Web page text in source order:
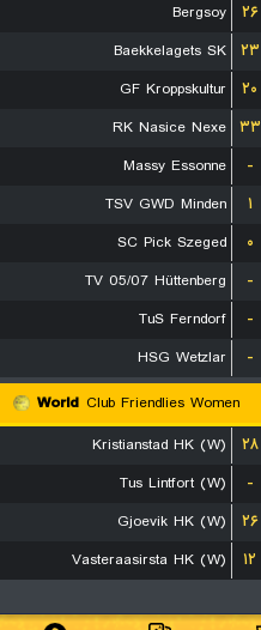
Bergsoy
۲۶
Baekkelagets SK
۲۳
GF Kroppskultur
۲۰
RK Nasice Nexe ۳۳
Massy Essonne
-
TSV GWD Minden
۱
SC Pick Szeged
۰
TV 05/07 Hüttenberg
-
TuS Ferndorf
-
HSG Wetzlar
-
World Club Friendlies Women
Kristianstad HK (W)
۲۸
Tus Lintfort (W)
-
Gjoevik HK (W)
۲۶
Vasteraasirsta HK (W)
۱۲